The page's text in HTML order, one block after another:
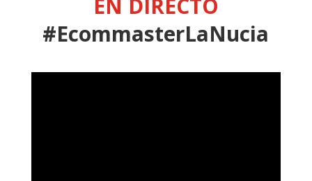
EN DIRECTO
#EcommasterLaNucia